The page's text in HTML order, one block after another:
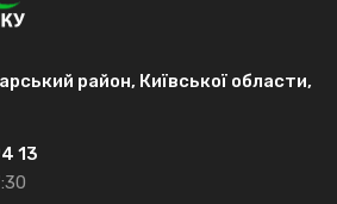
район, Київської области,
13